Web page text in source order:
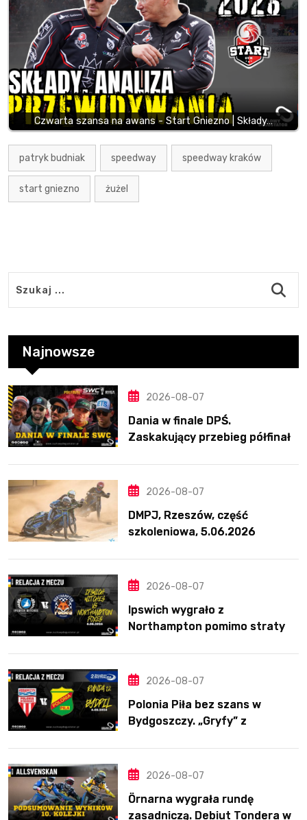
Czwarta szansa na awans - Start Gniezno | Składy…
patryk budniak speedway speedway kraków
start gniezno żużel
Najnowsze
2026-08-07
Dania w finale DPŚ.
Zaskakujący przebieg półfinału
2026-08-07
DMPJ, Rzeszów, część
szkoleniowa, 5.06.2026
2026-08-07
Ipswich wygrało z
Northampton pomimo straty
2026-08-07
Polonia Piła bez szans w
Bydgoszczy. „Gryfy” z
2026-08-07
Örnarna wygrała rundę
zasadniczą. Debiut Tondera w